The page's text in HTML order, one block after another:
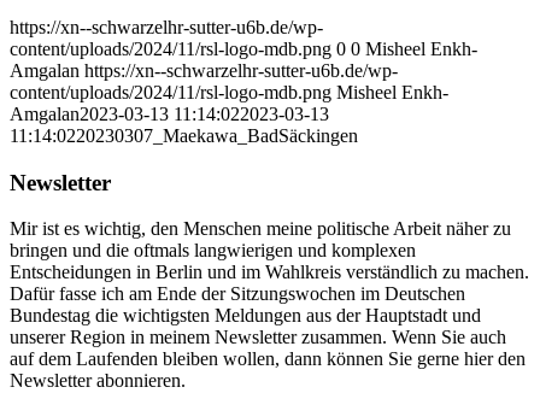
https://xn--schwarzelhr-sutter-u6b.de/wp-
content/uploads/2024/11/rsl-logo-mdb.png 0 0 Misheel Enkh-
Amgalan https://xn--schwarzelhr-sutter-u6b.de/wp-
content/uploads/2024/11/rsl-logo-mdb.png Misheel Enkh-
Amgalan2023-03-13 11:14:022023-03-13
11:14:0220230307_Maekawa_BadSäckingen
Newsletter
Mir ist es wichtig, den Menschen meine politische Arbeit näher zu
bringen und die oftmals langwierigen und komplexen
Entscheidungen in Berlin und im Wahlkreis verständlich zu machen.
Dafür fasse ich am Ende der Sitzungswochen im Deutschen
Bundestag die wichtigsten Meldungen aus der Hauptstadt und
unserer Region in meinem Newsletter zusammen. Wenn Sie auch
auf dem Laufenden bleiben wollen, dann können Sie gerne hier den
Newsletter abonnieren.